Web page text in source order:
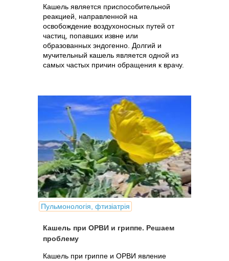
Кашель является приспособительной
реакцией, направленной на
освобождение воздухоносных путей от
частиц, попавших извне или
образованных эндогенно. Долгий и
мучительный кашель является одной из
самых частых причин обращения к врачу.
Пульмонологія, фтизіатрія
Кашель при ОРВИ и гриппе. Решаем
проблему
Кашель при гриппе и ОРВИ явление